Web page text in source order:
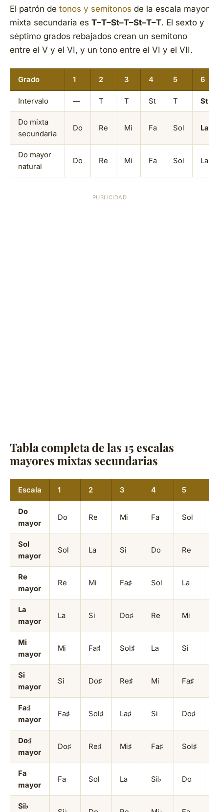
El patrón de tonos y semitonos de la escala mayor
mixta secundaria es T–T–St–T–St–T–T. El sexto y
séptimo grados rebajados crean un semitono
entre el V y el VI, y un tono entre el VI y el VII.
Grado 1 2 3 4 5 6
Intervalo — T T St T St
Do mixta
secundaria
Do Re Mi Fa Sol La♭
Do mayor
natural
Do Re Mi Fa Sol La
Tabla completa de las 15 escalas
mayores mixtas secundarias
Escala 1 2 3 4 5
Do
mayor
Do Re Mi Fa Sol
Sol
mayor
Sol La Si Do Re
Re
mayor
Re Mi Fa♯ Sol La
La
mayor
La Si Do♯ Re Mi
Mi
mayor
Mi Fa♯ Sol♯ La Si
Si
mayor
Si Do♯ Re♯ Mi Fa♯
Fa♯
mayor
Fa♯ Sol♯ La♯ Si Do♯
Do♯
mayor
Do♯ Re♯ Mi♯ Fa♯ Sol♯
Fa
mayor
Fa Sol La Si♭ Do
Si♭